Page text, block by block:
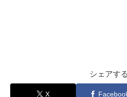
シェアする
X